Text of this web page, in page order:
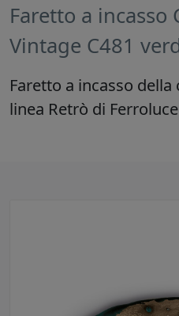
Faretto a incasso
Vintage C481
Faretto a incasso
linea Retrò di